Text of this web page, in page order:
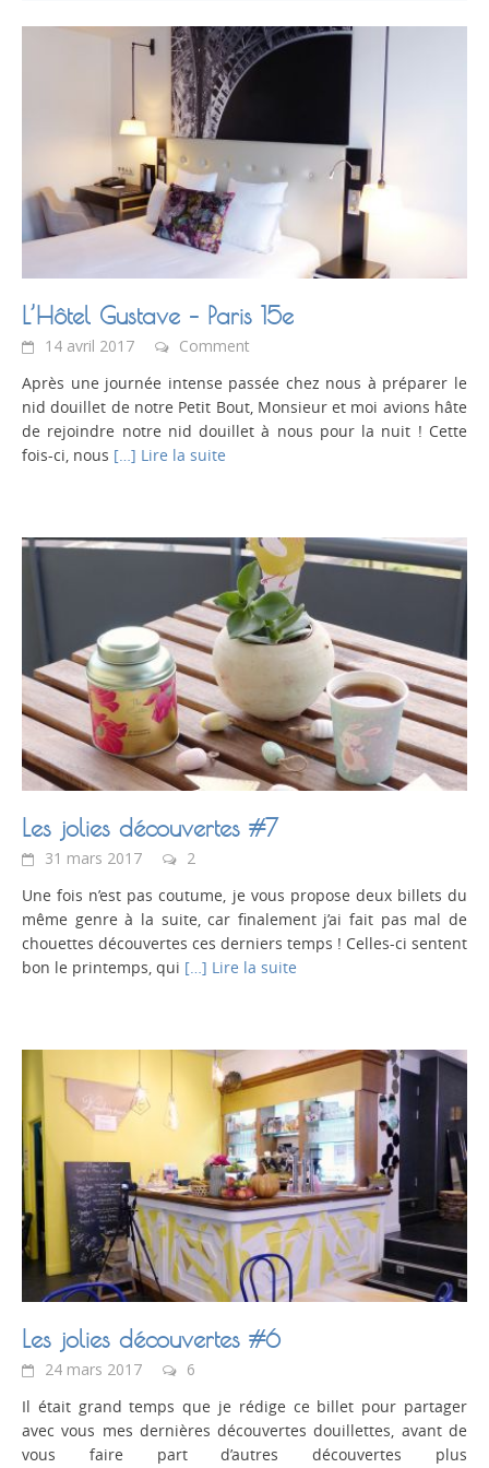
L’Hôtel Gustave – Paris 15e
14 avril 2017
Comment
Après une journée intense passée chez nous à préparer le
nid douillet de notre Petit Bout, Monsieur et moi avions hâte
de rejoindre notre nid douillet à nous pour la nuit ! Cette
fois-ci, nous […] Lire la suite
Les jolies découvertes #7
31 mars 2017
2
Une fois n’est pas coutume, je vous propose deux billets du
même genre à la suite, car finalement j’ai fait pas mal de
chouettes découvertes ces derniers temps ! Celles-ci sentent
bon le printemps, qui […] Lire la suite
Les jolies découvertes #6
24 mars 2017
6
Il était grand temps que je rédige ce billet pour partager
avec vous mes dernières découvertes douillettes, avant de
vous faire part d’autres découvertes plus